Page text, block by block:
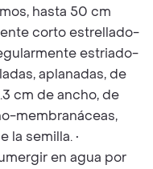
hasta 50 cm
corto estrellado-
estriado-
aplanadas, de
cm de ancho, de
membranáceas,
la semilla. •
en agua por